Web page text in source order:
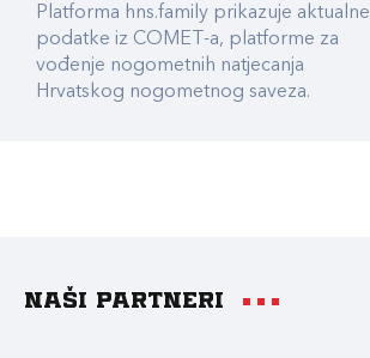
Platforma hns.family prikazuje aktualne
podatke iz COMET-a, platforme za
vođenje nogometnih natjecanja
Hrvatskog nogometnog saveza.
Naši partneri